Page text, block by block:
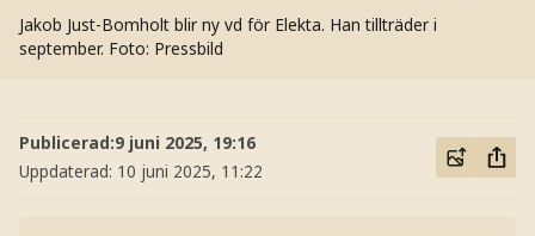
Jakob Just-Bomholt blir ny vd för Elekta. Han tillträder i
september. Foto: Pressbild
Publicerad:9 juni 2025, 19:16
Uppdaterad: 10 juni 2025, 11:22